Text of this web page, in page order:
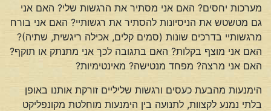
מערכות יחסים? האם אני מסתיר את הרגשות שלי? האם אני
גם מטשטש את הניסיונות להסתיר את רגשותיי? האם אני בורח
מרגשותיי בדרכים שונות (סמים קלים, אכילה ריגשית, שתיה)?
האם אני מוצף בקלות? האם בתגובה לכך אני מתנתק או תוקף?
האם אני מרצה? מפחד מנטישה? מאינטימיות?
הימנעות מהבעת כעסים ורגשות שליליים זורקת אותנו באופן
בלתי נמנע לקצוות, לתנועה בין הימנעות מוחלטת מקונפליקט